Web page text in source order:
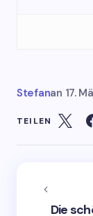
Stefanan 17.
TEILEN
Die